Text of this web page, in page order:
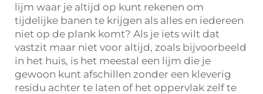
lijm waar je altijd op kunt rekenen om
tijdelijke banen te krijgen als alles en iedereen
niet op de plank komt? Als je iets wilt dat
vastzit maar niet voor altijd, zoals bijvoorbeeld
in het huis, is het meestal een lijm die je
gewoon kunt afschillen zonder een kleverig
residu achter te laten of het oppervlak zelf te